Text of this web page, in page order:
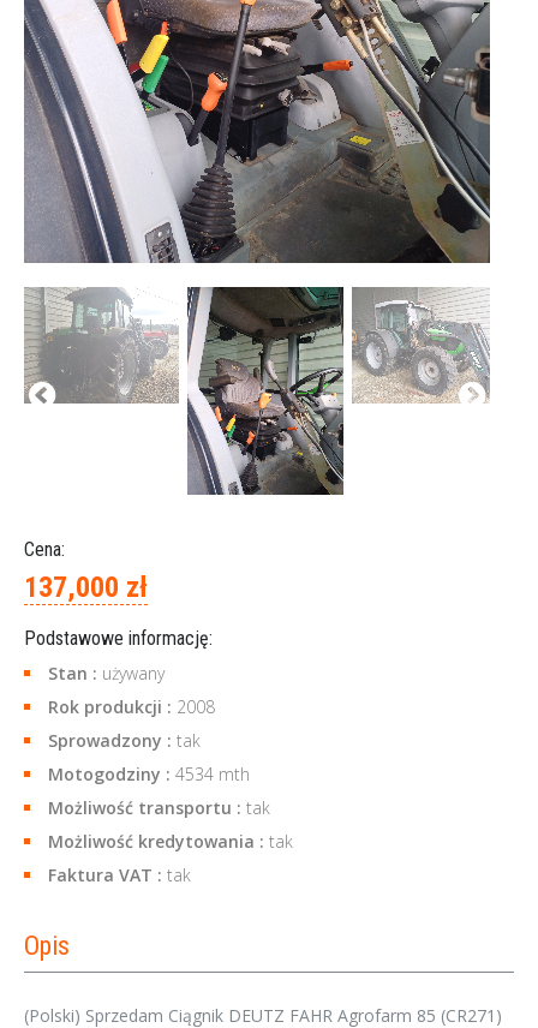
Cena:
137,000 zł
Podstawowe informację:
Stan : używany
Rok produkcji : 2008
Sprowadzony : tak
Motogodziny : 4534 mth
Możliwość transportu : tak
Możliwość kredytowania : tak
Faktura VAT : tak
Opis
(Polski) Sprzedam Ciągnik DEUTZ FAHR Agrofarm 85 (CR271)